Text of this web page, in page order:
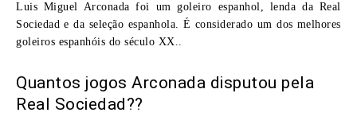
Luis Miguel Arconada foi um goleiro espanhol, lenda da Real
Sociedad e da seleção espanhola. É considerado um dos melhores
goleiros espanhóis do século XX..
Quantos jogos Arconada disputou pela
Real Sociedad??